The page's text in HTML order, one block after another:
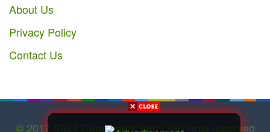
About Us
Privacy Policy
Contact Us
© 2017-2023 CaraPraktis.info | All rights reserved